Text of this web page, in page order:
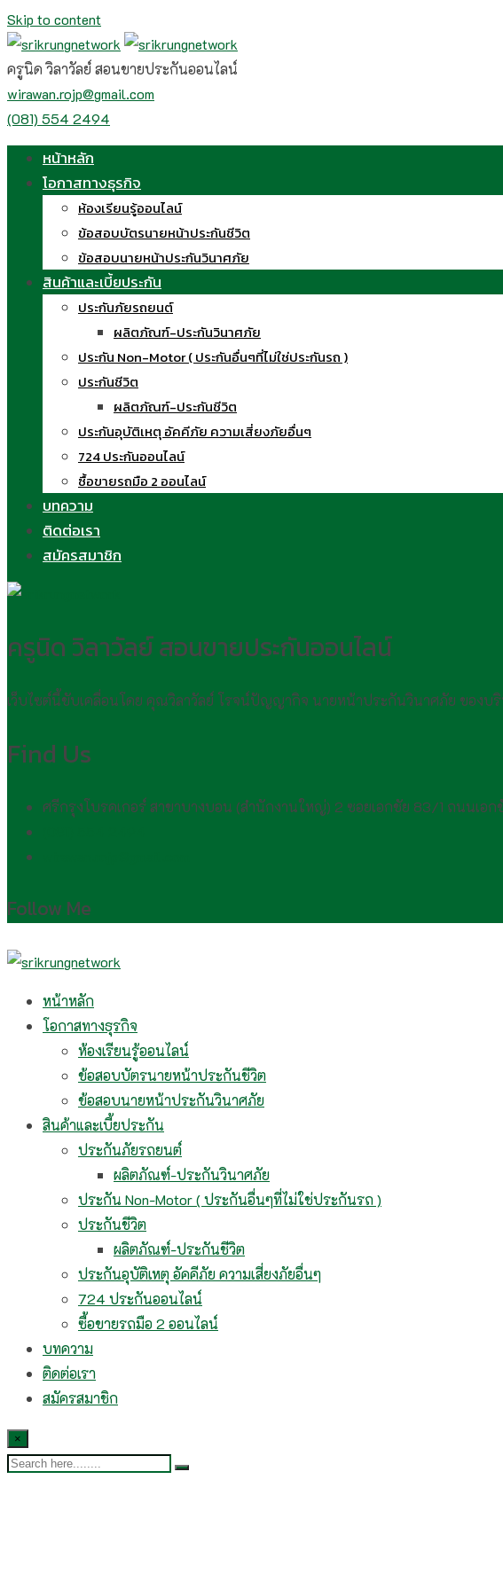
Skip to content
ครูนิด วิลาวัลย์ สอนขายประกันออนไลน์
wirawan.rojp@gmail.com
(081) 554 2494
หน้าหลัก
โอกาสทางธุรกิจ
ห้องเรียนรู้ออนไลน์
ข้อสอบบัตรนายหน้าประกันชีวิต
ข้อสอบนายหน้าประกันวินาศภัย
สินค้าและเบี้ยประกัน
ประกันภัยรถยนต์
ผลิตภัณฑ์-ประกันวินาศภัย
ประกัน Non-Motor ( ประกันอื่นๆที่ไม่ใช่ประกันรถ )
ประกันชีวิต
ผลิตภัณฑ์-ประกันชีวิต
ประกันอุบัติเหตุ อัคคีภัย ความเสี่ยงภัยอื่นๆ
724 ประกันออนไลน์
ซื้อขายรถมือ 2 ออนไลน์
บทความ
ติดต่อเรา
สมัครสมาชิก
ครูนิด วิลาวัลย์ สอนขายประกันออนไลน์
เว็บไซต์นี้ขับเคลื่อนโดย คุณวิลาวัลย์ โรจน์ปัญญากิจ นายหน้าประกันวินาศภัย ของบ
Find Us
ศรีกรุงโบรคเกอร์ สาขาบางบอน (สำนักงานใหญ่) 2 ซอยเอกชัย 83/1 ถนนเอ
Follow Me
หน้าหลัก
โอกาสทางธุรกิจ
ห้องเรียนรู้ออนไลน์
ข้อสอบบัตรนายหน้าประกันชีวิต
ข้อสอบนายหน้าประกันวินาศภัย
สินค้าและเบี้ยประกัน
ประกันภัยรถยนต์
ผลิตภัณฑ์-ประกันวินาศภัย
ประกัน Non-Motor ( ประกันอื่นๆที่ไม่ใช่ประกันรถ )
ประกันชีวิต
ผลิตภัณฑ์-ประกันชีวิต
ประกันอุบัติเหตุ อัคคีภัย ความเสี่ยงภัยอื่นๆ
724 ประกันออนไลน์
ซื้อขายรถมือ 2 ออนไลน์
บทความ
ติดต่อเรา
สมัครสมาชิก
×